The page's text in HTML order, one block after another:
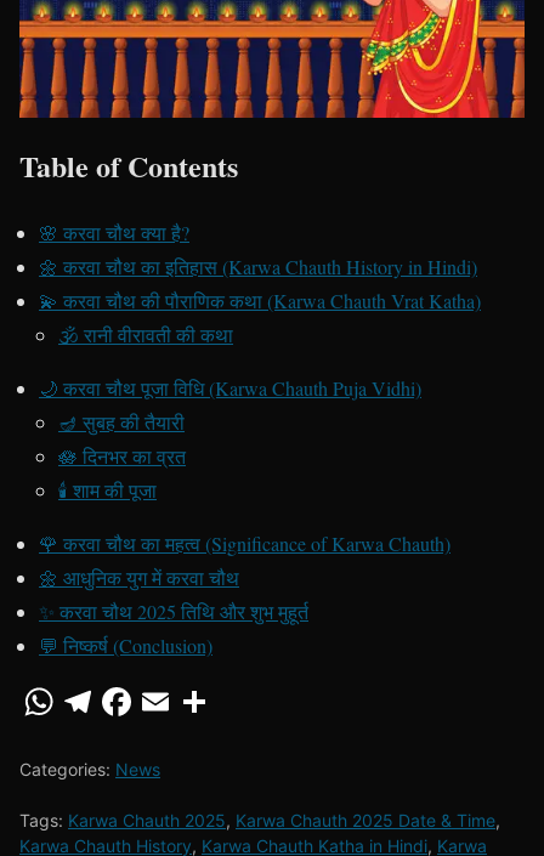
Table of Contents
🌸 करवा चौथ क्या है?
🌼 करवा चौथ का इतिहास (Karwa Chauth History in Hindi)
💫 करवा चौथ की पौराणिक कथा (Karwa Chauth Vrat Katha)
🕉️ रानी वीरावती की कथा
🌙 करवा चौथ पूजा विधि (Karwa Chauth Puja Vidhi)
🪔 सुबह की तैयारी
🪷 दिनभर का व्रत
🕯️ शाम की पूजा
🌹 करवा चौथ का महत्व (Significance of Karwa Chauth)
🌼 आधुनिक युग में करवा चौथ
✨ करवा चौथ 2025 तिथि और शुभ मुहूर्त
💬 निष्कर्ष (Conclusion)
Categories: News
Tags: Karwa Chauth 2025, Karwa Chauth 2025 Date & Time,
Karwa Chauth History, Karwa Chauth Katha in Hindi, Karwa